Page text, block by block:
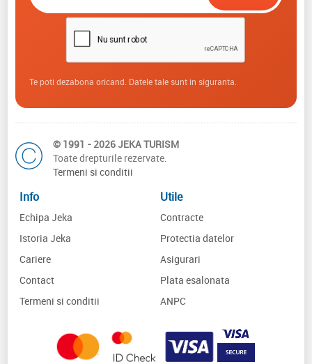
Te poti dezabona oricand. Datele tale sunt in siguranta.
© 1991 - 2026 JEKA TURISM
Toate drepturile rezervate.
Termeni si conditii
Info
Echipa Jeka
Istoria Jeka
Cariere
Contact
Termeni si conditii
Utile
Contracte
Protectia datelor
Asigurari
Plata esalonata
ANPC